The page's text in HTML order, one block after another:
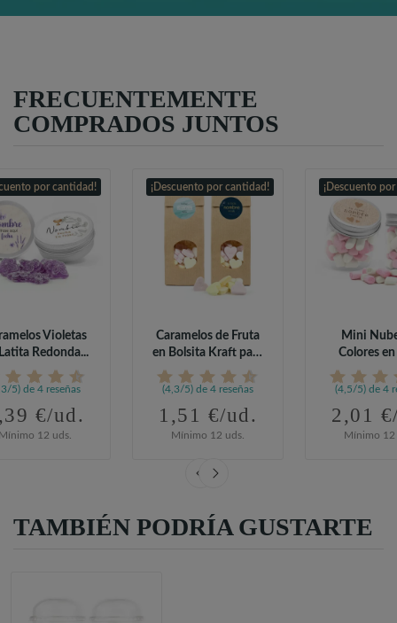
FRECUENTEMENTE
COMPRADOS JUNTOS
por cantidad!
Violetas
Redonda...
5) de 4 reseñas
€/ud.
12 uds.
¡Descuento por cantidad!
Caramelos de Fruta
en Bolsita Kraft para
Comunión
(4,3/5) de 4 reseñas
1,51 €/ud.
Mínimo 12 uds.
¡Descuento
Mini
Colores
(4,5/5) de 4
2,01
Mínimo 12
TAMBIÉN PODRÍA GUSTARTE